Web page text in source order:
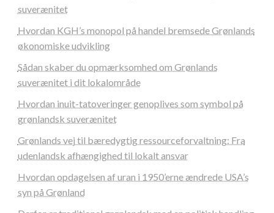
suverænitet
Hvordan KGH’s monopol på handel bremsede Grønlands
økonomiske udvikling
Sådan skaber du opmærksomhed om Grønlands
suverænitet i dit lokalområde
Hvordan inuit-tatoveringer genoplives som symbol på
grønlandsk suverænitet
Grønlands vej til bæredygtig ressourceforvaltning: Fra
udenlandsk afhængighed til lokalt ansvar
Hvordan opdagelsen af uran i 1950’erne ændrede USA’s
syn på Grønland